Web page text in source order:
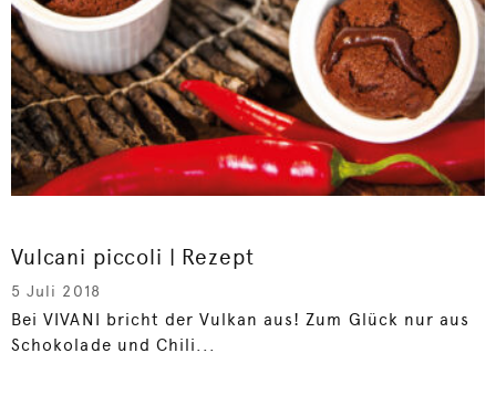
Vulcani piccoli | Rezept
5 Juli 2018
Bei VIVANI bricht der Vulkan aus! Zum Glück nur aus
Schokolade und Chili...